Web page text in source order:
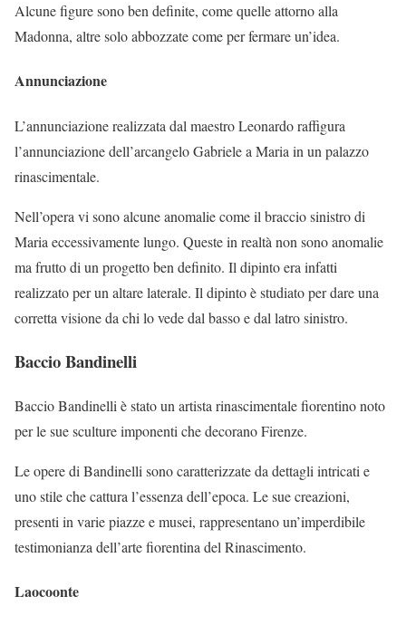
Alcune figure sono ben definite, come quelle attorno alla
Madonna, altre solo abbozzate come per fermare un’idea.
Annunciazione
L’annunciazione realizzata dal maestro Leonardo raffigura
l’annunciazione dell’arcangelo Gabriele a Maria in un palazzo
rinascimentale.
Nell’opera vi sono alcune anomalie come il braccio sinistro di
Maria eccessivamente lungo. Queste in realtà non sono anomalie
ma frutto di un progetto ben definito. Il dipinto era infatti
realizzato per un altare laterale. Il dipinto è studiato per dare una
corretta visione da chi lo vede dal basso e dal latro sinistro.
Baccio Bandinelli
Baccio Bandinelli è stato un artista rinascimentale fiorentino noto
per le sue sculture imponenti che decorano Firenze.
Le opere di Bandinelli sono caratterizzate da dettagli intricati e
uno stile che cattura l’essenza dell’epoca. Le sue creazioni,
presenti in varie piazze e musei, rappresentano un’imperdibile
testimonianza dell’arte fiorentina del Rinascimento.
Laocoonte